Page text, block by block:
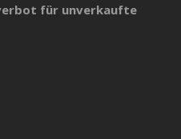
für unverkaufte